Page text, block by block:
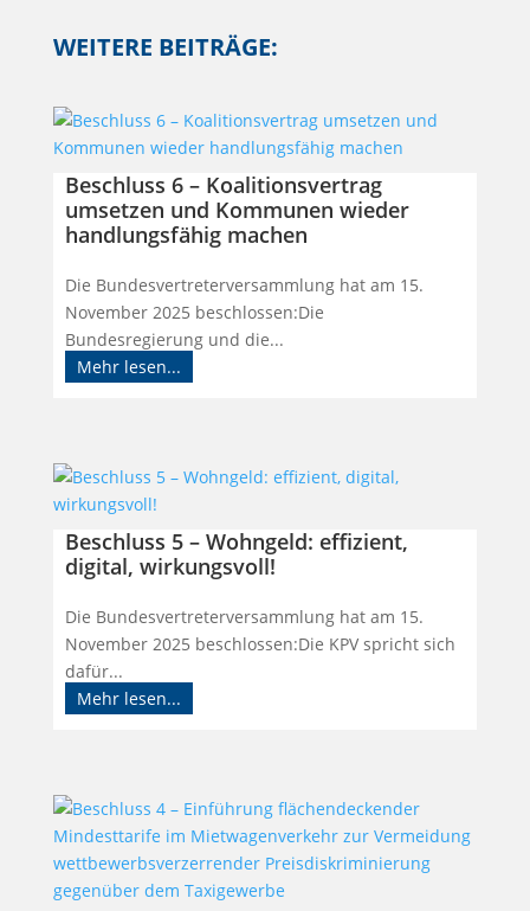
WEITERE BEITRÄGE:
Beschluss 6 – Koalitionsvertrag
umsetzen und Kommunen wieder
handlungsfähig machen
Die Bundesvertreterversammlung hat am 15.
November 2025 beschlossen:Die
Bundesregierung und die...
Mehr lesen...
Beschluss 5 – Wohngeld: effizient,
digital, wirkungsvoll!
Die Bundesvertreterversammlung hat am 15.
November 2025 beschlossen:Die KPV spricht sich
dafür...
Mehr lesen...